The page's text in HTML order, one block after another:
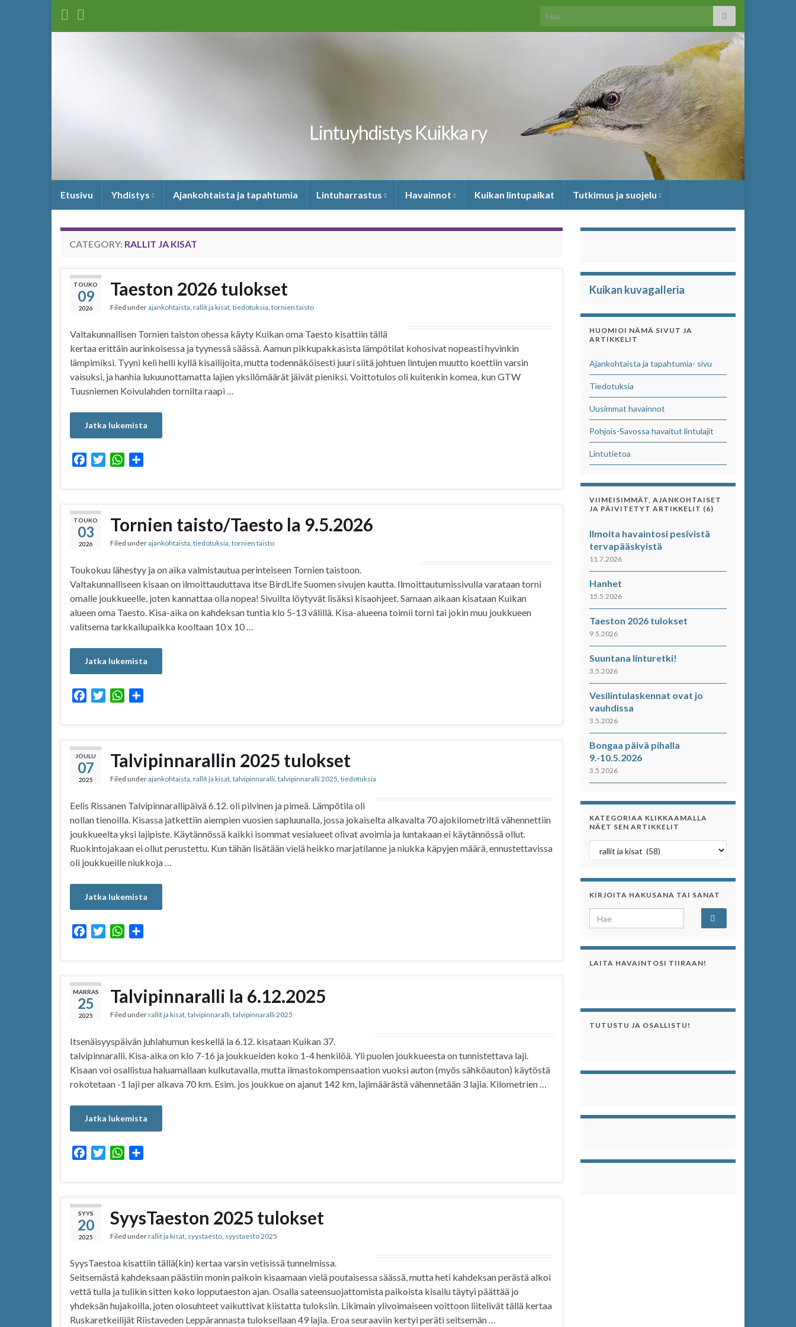
Search for:
Lintuyhdistys Kuikka ry
Etusivu Yhdistys Ajankohtaista ja tapahtumia Lintuharrastus Havainnot Kuikan lintupaikat Tutkimus ja suojelu
CATEGORY: RALLIT JA KISAT
TOUKO
09
2026
Taeston 2026 tulokset
Filed underajankohtaista, rallit ja kisat, tiedotuksia, tornien taisto
Valtakunnallisen Tornien taiston ohessa käyty Kuikan oma Taesto kisattiin tällä
kertaa erittäin aurinkoisessa ja tyynessä säässä. Aamun pikkupakkasista lämpötilat kohosivat nopeasti hyvinkin
lämpimiksi. Tyyni keli helli kyllä kisailijoita, mutta todennäköisesti juuri siitä johtuen lintujen muutto koettiin varsin
vaisuksi, ja hanhia lukuunottamatta lajien yksilömäärät jäivät pieniksi. Voittotulos oli kuitenkin komea, kun GTW
Tuusniemen Koivulahden tornilta raapi …
Jatka lukemista
c
e
b
o
o
i
t
W
a
t
A
p
a
r
TOUKO
03
2026
Tornien taisto/Taesto la 9.5.2026
Filed underajankohtaista, tiedotuksia, tornien taisto
Toukokuu lähestyy ja on aika valmistautua perinteiseen Tornien taistoon.
Valtakunnalliseen kisaan on ilmoittauduttava itse BirdLife Suomen sivujen kautta. Ilmoittautumissivulla varataan torni
omalle joukkueelle, joten kannattaa olla nopea! Sivuilta löytyvät lisäksi kisaohjeet. Samaan aikaan kisataan Kuikan
alueen oma Taesto. Kisa-aika on kahdeksan tuntia klo 5-13 välillä. Kisa-alueena toimii torni tai jokin muu joukkueen
valitsema tarkkailupaikka kooltaan 10 x 10 …
Jatka lukemista
c
e
b
o
o
i
t
W
a
t
A
p
a
r
e
JOULU
07
2025
Talvipinnarallin 2025 tulokset
Filed underajankohtaista, rallit ja kisat, talvipinnaralli, talvipinnaralli 2025, tiedotuksia
Eelis Rissanen Talvipinnarallipäivä 6.12. oli pilvinen ja pimeä. Lämpötila oli
nollan tienoilla. Kisassa jatkettiin aiempien vuosien sapluunalla, jossa jokaiselta alkavalta 70 ajokilometriltä vähennettiin
joukkueelta yksi lajipiste. Käytännössä kaikki isommat vesialueet olivat avoimia ja luntakaan ei käytännössä ollut.
Ruokintojakaan ei ollut perustettu. Kun tähän lisätään vielä heikko marjatilanne ja niukka käpyjen määrä, ennustettavissa
oli joukkueille niukkoja …
Jatka lukemista
c
e
b
o
o
i
t
W
a
t
A
p
a
r
e
MARRAS
25
2025
Talvipinnaralli la 6.12.2025
Filed underrallit ja kisat, talvipinnaralli, talvipinnaralli 2025
Itsenäisyyspäivän juhlahumun keskellä la 6.12. kisataan Kuikan 37.
talvipinnaralli. Kisa-aika on klo 7-16 ja joukkueiden koko 1-4 henkilöä. Yli puolen joukkueesta on tunnistettava laji.
Kisaan voi osallistua haluamallaan kulkutavalla, mutta ilmastokompensaation vuoksi auton (myös sähköauton) käytöstä
rokotetaan -1 laji per alkava 70 km. Esim. jos joukkue on ajanut 142 km, lajimäärästä vähennetään 3 lajia. Kilometrien …
Jatka lukemista
c
e
b
o
o
i
t
W
a
t
A
p
a
r
e
SYYS
20
2025
SyysTaeston 2025 tulokset
Filed underrallit ja kisat, syystaesto, syystaesto 2025
SyysTaestoa kisattiin tällä(kin) kertaa varsin vetisissä tunnelmissa.
Seitsemästä kahdeksaan päästiin monin paikoin kisaamaan vielä poutaisessa säässä, mutta heti kahdeksan perästä alkoi
vettä tulla ja tulikin sitten koko lopputaeston ajan. Osalla sateensuojattomista paikoista kisailu täytyi päättää jo
yhdeksän hujakoilla, joten olosuhteet vaikuttivat kiistatta tuloksiin. Likimain ylivoimaiseen voittoon liitelivät tällä kertaa
Ruskaretkeilijät Riistaveden Leppärannasta tuloksellaan 49 lajia. Eroa seuraaviin kertyi peräti seitsemän …
Kuikan kuvagalleria
HUOMIOI NÄMÄ SIVUT JA
ARTIKKELIT
Ajankohtaista ja tapahtumia- sivu
Tiedotuksia
Uusimmat havainnot
Pohjois-Savossa havaitut lintulajit
Lintutietoa
VIIMEISIMMÄT, AJANKOHTAISET
JA PÄIVITETYT ARTIKKELIT (6)
Ilmoita havaintosi pesivistä
tervapääskyistä
11.7.2026
Hanhet
15.5.2026
Taeston 2026 tulokset
9.5.2026
Suuntana linturetki!
3.5.2026
Vesilintulaskennat ovat jo
vauhdissa
3.5.2026
Bongaa päivä pihalla
9.-10.5.2026
3.5.2026
KATEGORIAA KLIKKAAMALLA
NÄET SEN ARTIKKELIT
Kategoriaa klikkaamalla näet sen artikkelit
KIRJOITA HAKUSANA TAI SANAT
Search for:
LAITA HAVAINTOSI TIIRAAN!
TUTUSTU JA OSALLISTU!